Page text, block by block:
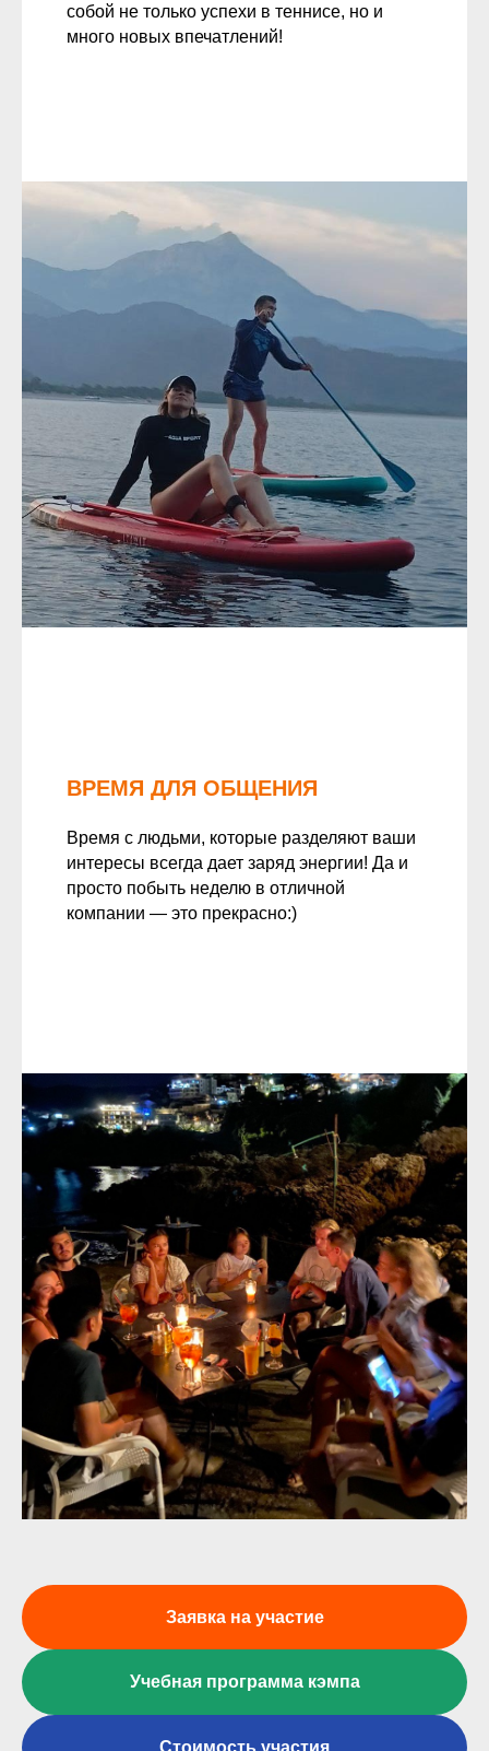
собой не только успехи в теннисе, но и
много новых впечатлений!
ВРЕМЯ ДЛЯ ОБЩЕНИЯ
Время с людьми, которые разделяют ваши
интересы всегда дает заряд энергии! Да и
просто побыть неделю в отличной
компании — это прекрасно:)
Заявка на участие
Учебная программа кэмпа
Стоимость участия